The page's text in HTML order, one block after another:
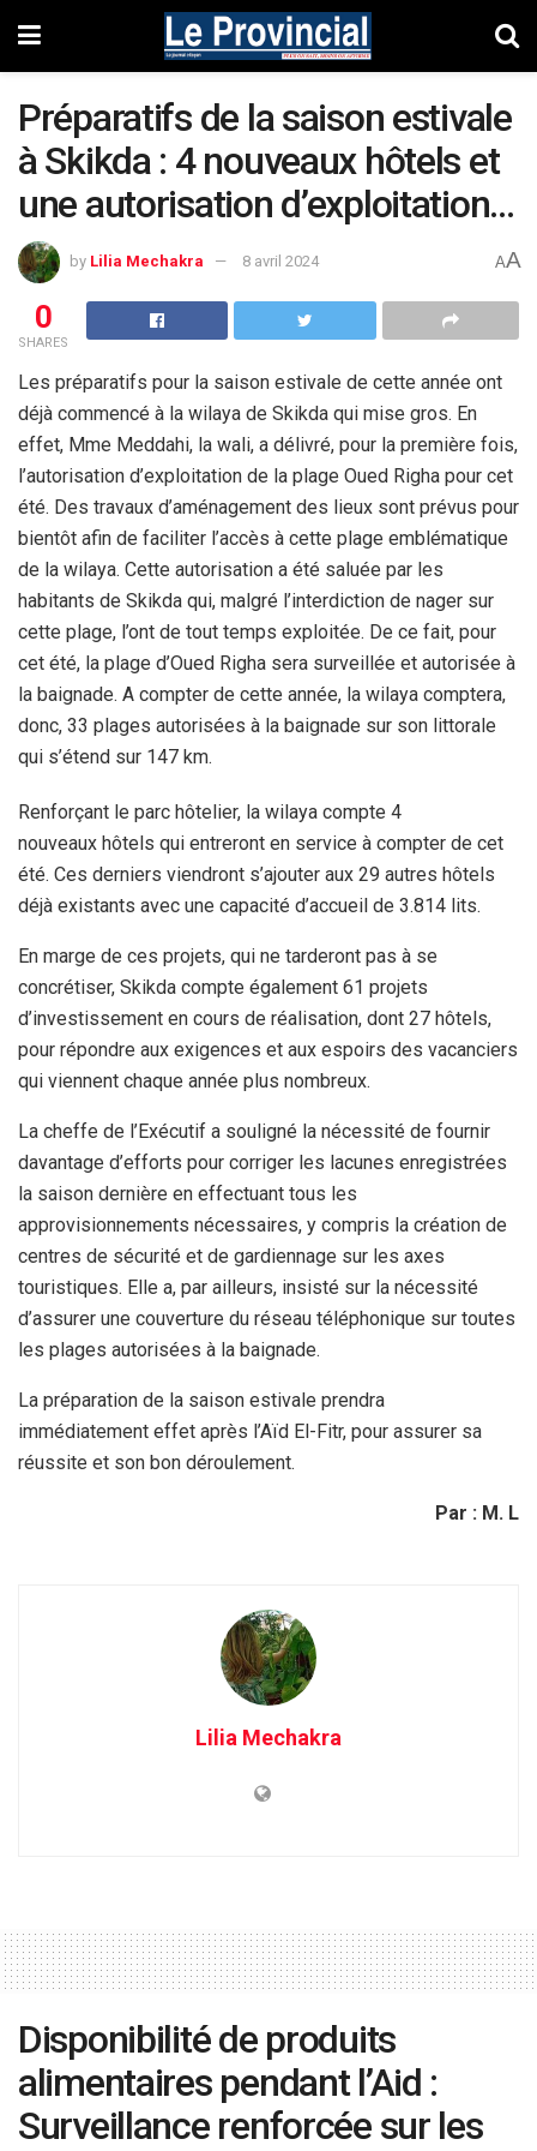
Préparatifs de la saison estivale
à Skikda : 4 nouveaux hôtels et
une autorisation d’exploitation…
by Lilia Mechakra 8 avril 2024 AA
0
SHARES
Les préparatifs pour la saison estivale de cette année ont
déjà commencé à la wilaya de Skikda qui mise gros. En
effet, Mme Meddahi, la wali, a délivré, pour la première fois,
l’autorisation d’exploitation de la plage Oued Righa pour cet
été. Des travaux d’aménagement des lieux sont prévus pour
bientôt afin de faciliter l’accès à cette plage emblématique
de la wilaya. Cette autorisation a été saluée par les
habitants de Skikda qui, malgré l’interdiction de nager sur
cette plage, l’ont de tout temps exploitée. De ce fait, pour
cet été, la plage d’Oued Righa sera surveillée et autorisée à
la baignade. A compter de cette année, la wilaya comptera,
donc, 33 plages autorisées à la baignade sur son littorale
qui s’étend sur 147 km.
Renforçant le parc hôtelier, la wilaya compte 4
nouveaux hôtels qui entreront en service à compter de cet
été. Ces derniers viendront s’ajouter aux 29 autres hôtels
déjà existants avec une capacité d’accueil de 3.814 lits.
En marge de ces projets, qui ne tarderont pas à se
concrétiser, Skikda compte également 61 projets
d’investissement en cours de réalisation, dont 27 hôtels,
pour répondre aux exigences et aux espoirs des vacanciers
qui viennent chaque année plus nombreux.
La cheffe de l’Exécutif a souligné la nécessité de fournir
davantage d’efforts pour corriger les lacunes enregistrées
la saison dernière en effectuant tous les
approvisionnements nécessaires, y compris la création de
centres de sécurité et de gardiennage sur les axes
touristiques. Elle a, par ailleurs, insisté sur la nécessité
d’assurer une couverture du réseau téléphonique sur toutes
les plages autorisées à la baignade.
La préparation de la saison estivale prendra
immédiatement effet après l’Aïd El-Fitr, pour assurer sa
réussite et son bon déroulement.
Par : M. L
Lilia Mechakra
Disponibilité de produits
alimentaires pendant l’Aid :
Surveillance renforcée sur les